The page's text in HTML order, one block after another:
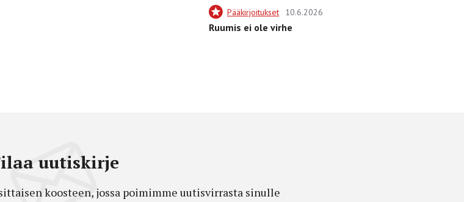
Pääkirjoitukset 10.6.2026
Ruumis ei ole virhe
uutiskirje
koosteen, jossa poimimme uutisvirrasta sinulle